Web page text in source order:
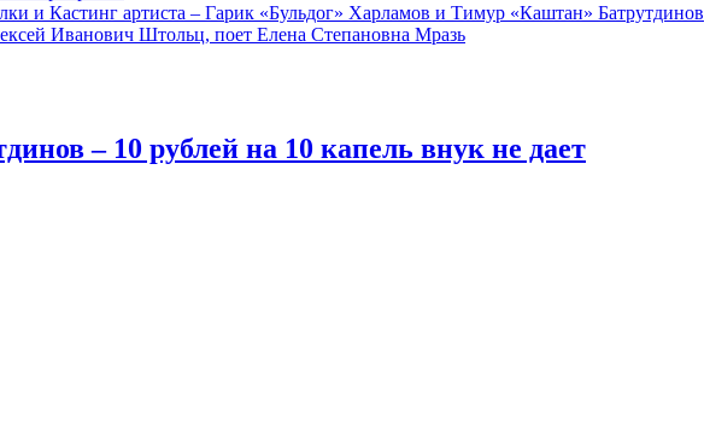
и Кастинг артиста – Гарик «Бульдог» Харламов и Тимур «Каштан» Батрутдинов
Иванович Штольц, поет Елена Степановна Мразь
– 10 рублей на 10 капель внук не дает